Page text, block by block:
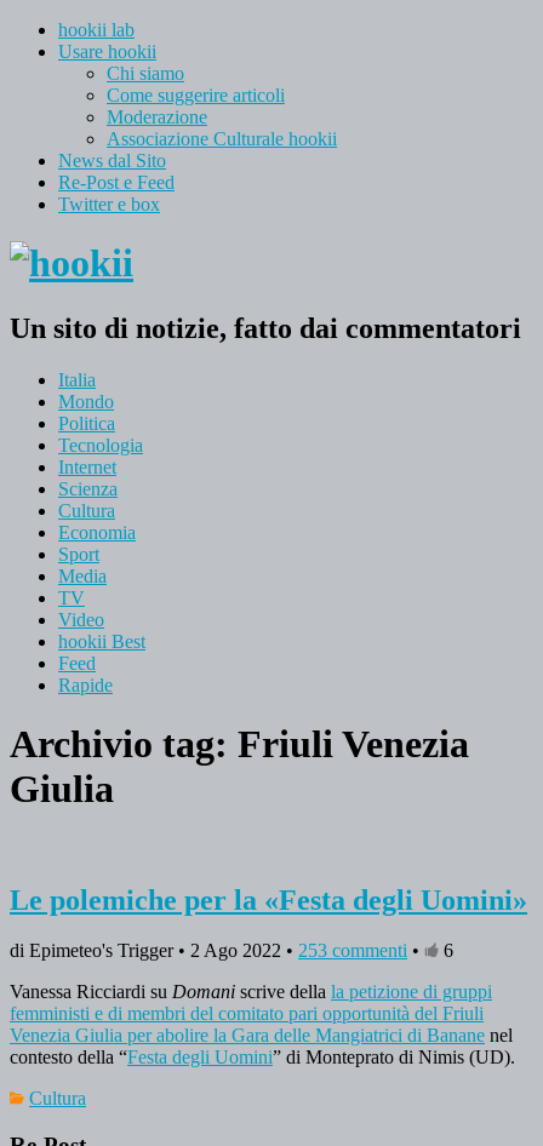
hookii lab
Usare hookii
Chi siamo
Come suggerire articoli
Moderazione
Associazione Culturale hookii
News dal Sito
Re-Post e Feed
Twitter e box
Un sito di notizie, fatto dai commentatori
Italia
Mondo
Politica
Tecnologia
Internet
Scienza
Cultura
Economia
Sport
Media
TV
Video
hookii Best
Feed
Rapide
Archivio tag: Friuli Venezia
Giulia
Le polemiche per la «Festa degli Uomini»
di Epimeteo's Trigger • 2 Ago 2022 • 253 commenti •
6
Vanessa Ricciardi su Domani scrive della la petizione di gruppi
femministi e di membri del comitato pari opportunità del Friuli
Venezia Giulia per abolire la Gara delle Mangiatrici di Banane nel
contesto della “Festa degli Uomini” di Monteprato di Nimis (UD).
Cultura